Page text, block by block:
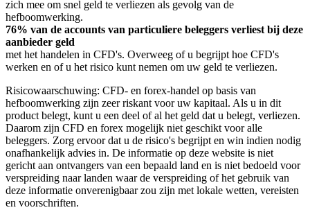
zich mee om snel geld te verliezen als gevolg van de
hefboomwerking.
76% van de accounts van particuliere beleggers verliest bij deze
aanbieder geld
met het handelen in CFD's. Overweeg of u begrijpt hoe CFD's
werken en of u het risico kunt nemen om uw geld te verliezen.
Risicowaarschuwing: CFD- en forex-handel op basis van
hefboomwerking zijn zeer riskant voor uw kapitaal. Als u in dit
product belegt, kunt u een deel of al het geld dat u belegt, verliezen.
Daarom zijn CFD en forex mogelijk niet geschikt voor alle
beleggers. Zorg ervoor dat u de risico's begrijpt en win indien nodig
onafhankelijk advies in. De informatie op deze website is niet
gericht aan ontvangers van een bepaald land en is niet bedoeld voor
verspreiding naar landen waar de verspreiding of het gebruik van
deze informatie onverenigbaar zou zijn met lokale wetten, vereisten
en voorschriften.